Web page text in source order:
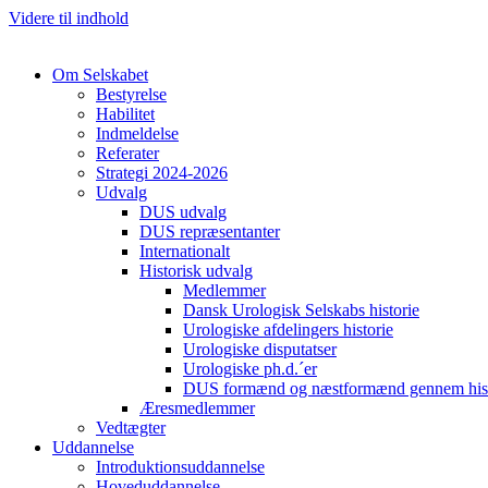
Videre til indhold
Om Selskabet
Bestyrelse
Habilitet
Indmeldelse
Referater
Strategi 2024-2026
Udvalg
DUS udvalg
DUS repræsentanter
Internationalt
Historisk udvalg
Medlemmer
Dansk Urologisk Selskabs historie
Urologiske afdelingers historie
Urologiske disputatser
Urologiske ph.d.´er
DUS formænd og næstformænd gennem
Æresmedlemmer
Vedtægter
Uddannelse
Introduktionsuddannelse